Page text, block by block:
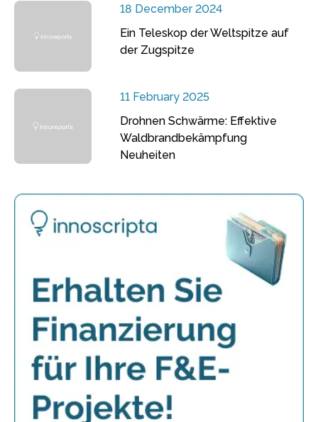
18 December 2024
Ein Teleskop der Weltspitze auf
der Zugspitze
11 February 2025
Drohnen Schwärme: Effektive
Waldbrandbekämpfung
Neuheiten